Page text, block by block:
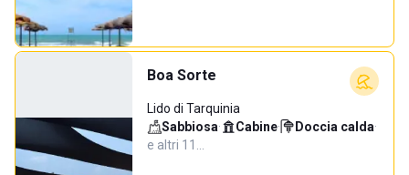
Boa Sorte
Lido di Tarquinia
Sabbiosa· Cabine· Doccia calda·
e altri 11…